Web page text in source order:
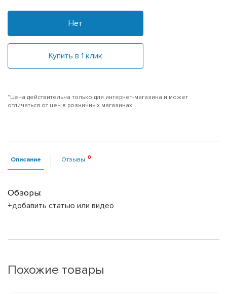
Нет
Купить в 1 клик
*Цена действительна только для интернет-магазина и может
отличаться от цен в розничных магазинах
Описание Отзывы
Обзоры:
+добавить статью или видео
Похожие товары